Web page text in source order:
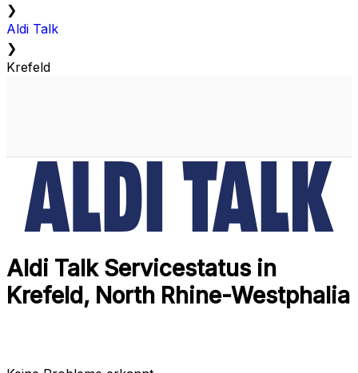
❯
Aldi Talk
❯
Krefeld
Aldi Talk Servicestatus in
Krefeld, North Rhine-Westphalia